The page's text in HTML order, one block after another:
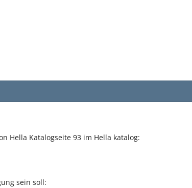
Hella Katalogseite 93 im Hella katalog:
sein soll: